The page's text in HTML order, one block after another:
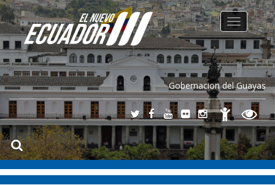
Gobernacion del Guayas
Toggle
navigation